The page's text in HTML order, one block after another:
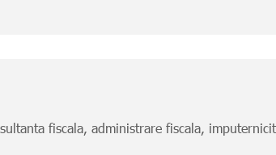
fiscala, administrare fiscala,